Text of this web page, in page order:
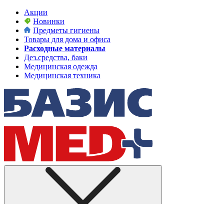
Акции
Новинки
Предметы гигиены
Товары для дома и офиса
Расходные материалы
Дез.средства, баки
Медицинская одежда
Медицинская техника